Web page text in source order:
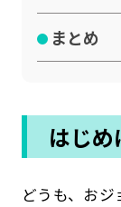
まとめ
はじめ
どうも、おジ